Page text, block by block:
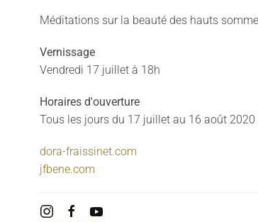
Méditations sur la beauté des hauts
Vernissage
Vendredi 17 juillet à 18h
Horaires d'ouverture
Tous les jours du 17 juillet au 16 août 2020
dora-fraissinet.com
jfbene.com